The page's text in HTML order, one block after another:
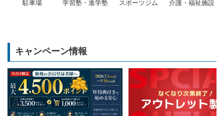
駐車場 学習塾・進学塾 スポーツジム 介護・福祉施設
キャンペーン情報